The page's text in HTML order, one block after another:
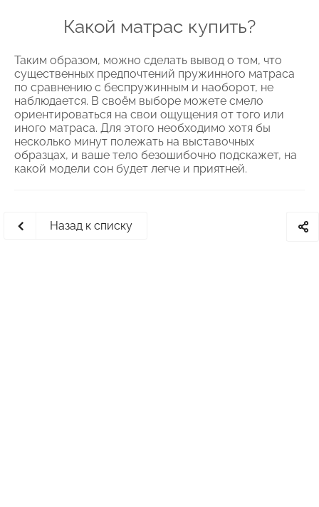
Какой матрас купить?
Таким образом, можно сделать вывод о том, что
существенных предпочтений пружинного матраса
по сравнению с беспружинным и наоборот, не
наблюдается. В своём выборе можете смело
ориентироваться на свои ощущения от того или
иного матраса. Для этого необходимо хотя бы
несколько минут полежать на выставочных
образцах, и ваше тело безошибочно подскажет, на
какой модели сон будет легче и приятней.
Назад к списку